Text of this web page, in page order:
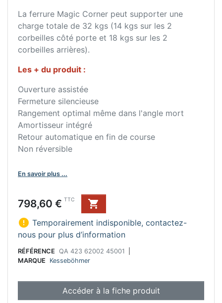
La ferrure Magic Corner peut supporter une
charge totale de 32 kgs (14 kgs sur les 2
corbeilles côté porte et 18 kgs sur les 2
corbeilles arrières).
Les + du produit :
Ouverture assistée
Fermeture silencieuse
Rangement optimal même dans l'angle mort
Amortisseur intégré
Retour automatique en fin de course
Non réversible
En savoir plus ...
Prix
798,60 € TTC

 Temporairement indisponible, contactez-
nous pour plus d’information
RÉFÉRENCE QA 423 62002 45001
MARQUE
Kesseböhmer
Accéder à la fiche produit